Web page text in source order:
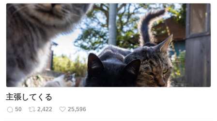
数
ス
ト
数
ね
数
主張してくる
返
50
リ
2,422
い
25,596